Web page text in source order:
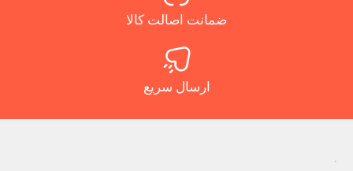
ضمانت اصالت کالا
ارسال سریع